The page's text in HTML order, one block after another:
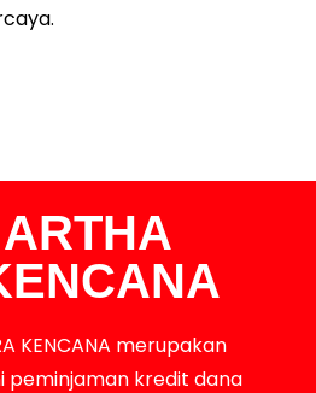
KENCANA merupakan
peminjaman kredit dana